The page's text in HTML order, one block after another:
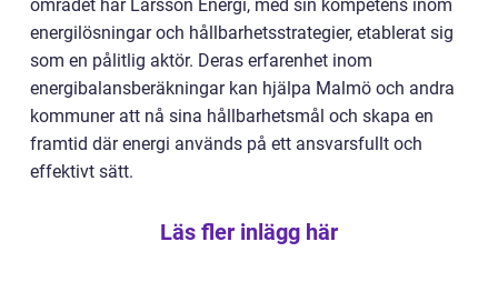
området har Larsson Energi, med sin kompetens inom
energilösningar och hållbarhetsstrategier, etablerat sig
som en pålitlig aktör. Deras erfarenhet inom
energibalansberäkningar kan hjälpa Malmö och andra
kommuner att nå sina hållbarhetsmål och skapa en
framtid där energi används på ett ansvarsfullt och
effektivt sätt.
Läs fler inlägg här